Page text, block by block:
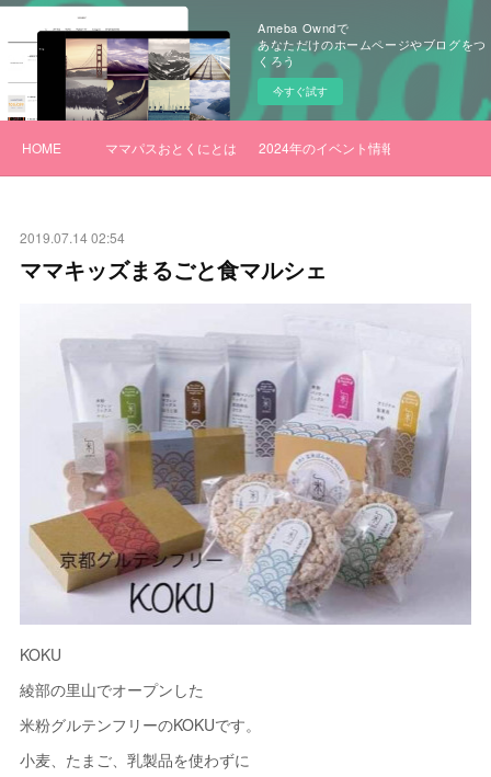
Ameba Owndで
あなただけのホームページやブログをつ
くろう
今すぐ試す
HOME ママパスおとくにとは 2024年のイベント情報
2019.07.14 02:54
ママキッズまるごと食マルシェ
KOKU
綾部の里山でオープンした
米粉グルテンフリーのKOKUです。
小麦、たまご、乳製品を使わずに